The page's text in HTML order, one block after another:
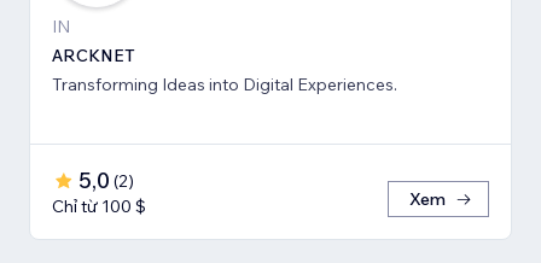
IN
ARCKNET
Transforming Ideas into Digital Experiences.
5,0 (2)
Chỉ từ 100 $
Xem